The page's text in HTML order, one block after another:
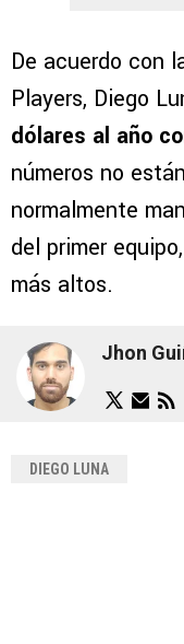
De acuerdo con
Players, Diego
dólares al año
números no
normalmente
del primer
más altos.
Jhon
DIEGO LUNA